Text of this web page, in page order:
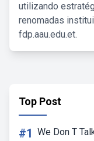
utilizando
renomadas
fdp.aau.edu.et.
Top Post
#1 We Don T